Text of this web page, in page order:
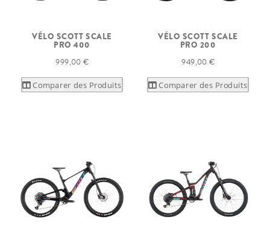
VÉLO SCOTT SCALE
PRO 400
999,00 €
Comparer des Produits
VÉLO SCOTT SCALE
PRO 200
949,00 €
Comparer des Produits